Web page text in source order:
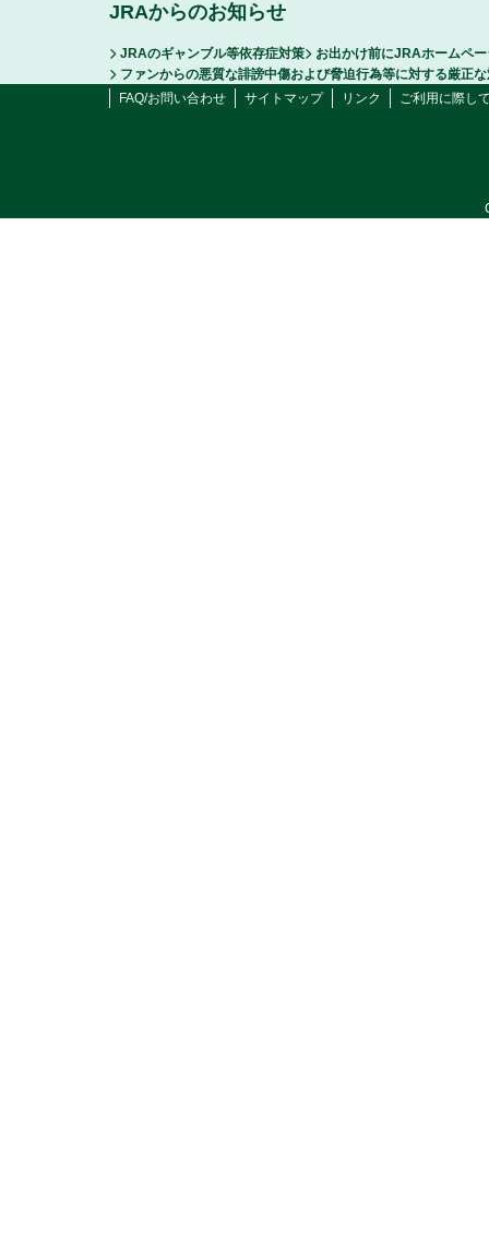
JRAからのお知らせ
JRAのギャンブル等依存症対策
お出かけ前にJRAホームペ
ファンからの悪質な誹謗中傷および脅迫行為等に対する厳正
FAQ/お問い合わせ
サイトマップ リンク ご利用に際し